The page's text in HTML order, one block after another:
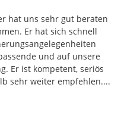
hat uns sehr gut beraten
Er hat sich schnell
und auf unsere
Er ist kompetent, seriös
sehr weiter empfehlen....